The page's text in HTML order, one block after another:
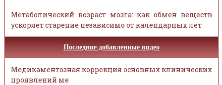
Метаболический возраст мозга: как обмен веществ
ускоряет старение независимо от календарных лет
Последние добавленные видео
Медикаментозная коррекция основных клинических
проявлений ме